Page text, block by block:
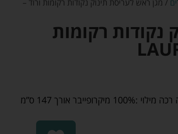
/ מגן ראש לעריסת תינוק נקודות רקומות ורוד –
נקודות רקומות
מגן ראש לעריסת תינוק עשוי מבד 100% כותנה רכה מילוי :100% מיקרופייבר אורך 147 ס”מ